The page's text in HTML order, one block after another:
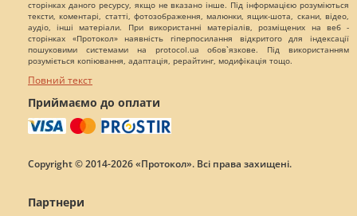
сторінках даного ресурсу, якщо не вказано інше. Під інформацією розуміються
тексти, коментарі, статті, фотозображення, малюнки, ящик-шота, скани, відео,
аудіо, інші матеріали. При використанні матеріалів, розміщених на веб -
сторінках «Протокол» наявність гіперпосилання відкритого для індексації
пошуковими системами на protocol.ua обов`язкове. Під використанням
розуміється копіювання, адаптація, рерайтинг, модифікація тощо.
Повний текст
Приймаємо до оплати
Copyright © 2014-2026 «Протокол». Всі права захищені.
Партнери